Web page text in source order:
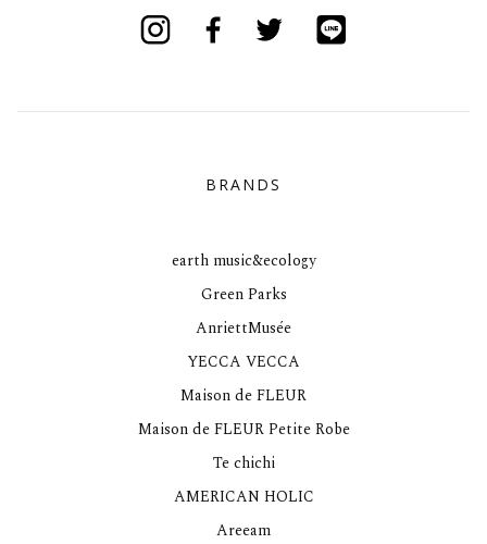
BRANDS
earth music&ecology
Green Parks
AnriettMusée
YECCA VECCA
Maison de FLEUR
Maison de FLEUR Petite Robe
Te chichi
AMERICAN HOLIC
Areeam